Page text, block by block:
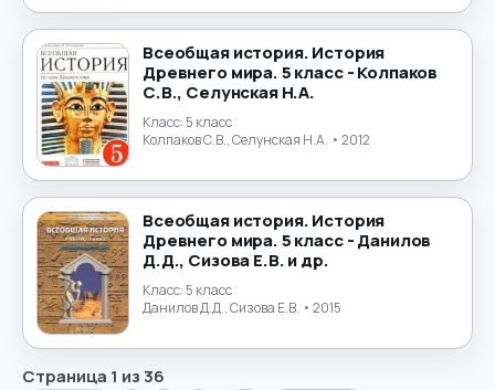
Всеобщая история. История
Древнего мира. 5 класс - Колпаков
С.В., Селунская Н.А.
Класс: 5 класс
Колпаков С.В., Селунская Н.А. • 2012
Всеобщая история. История
Древнего мира. 5 класс - Данилов
Д.Д., Сизова Е.В. и др.
Класс: 5 класс
Данилов Д.Д., Сизова Е.В. • 2015
Страница 1 из36